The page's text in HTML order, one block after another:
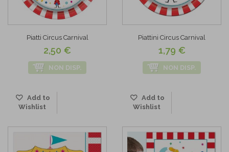
Piatti Circus Carnival
2,50 €
NON DISP.
Add to
Wishlist
Piattini Circus Carnival
1,79 €
NON DISP.
Add to
Wishlist